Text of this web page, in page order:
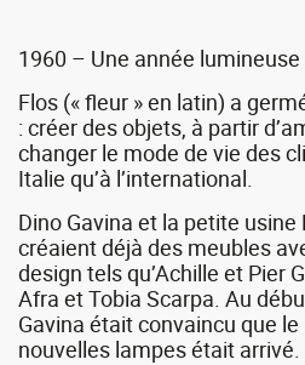
1960 – Une année lumineuse
Flos (« fleur » en latin) a
: créer des objets, à partir
changer le mode de vie des
Italie qu’à l’international.
Dino Gavina et la petite
créaient déjà des meubles
design tels qu’Achille et Pier
Afra et Tobia Scarpa. Au
Gavina était convaincu que
nouvelles lampes était arrivé.